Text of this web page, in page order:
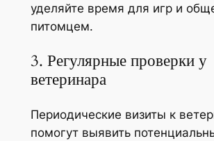
уделяйте время для игр и
питомцем.
3. Регулярные проверки у
ветеринара
Периодические визиты к
помогут выявить